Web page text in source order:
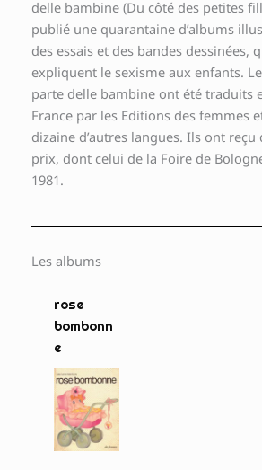
delle bambine (Du côté des petites
publié une quarantaine d’albums
des essais et des bandes dessinées,
expliquent le sexisme aux enfants.
parte delle bambine ont été traduits
France par les Editions des femmes
dizaine d’autres langues. Ils ont
prix, dont celui de la Foire de
1981.
Les albums
rose
bombonn
e